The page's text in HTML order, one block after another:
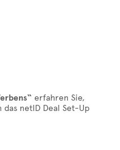
erfahren Sie,
netID Deal Set-Up